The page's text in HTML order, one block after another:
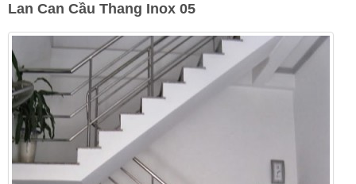
Lan Can Cầu Thang Inox 05